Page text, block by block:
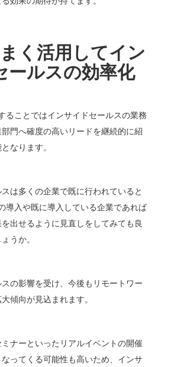
く活用してイン
ールスの効率化
ることではインサイドセールスの業務
門へ確度の高いリードを継続的に紹
なります。
は多くの企業で既に行われていると
導入や既に導入している企業であれば
出せるように見直しをしてみても良
うか。
の影響を受け、今後もリモートワー
傾向が見込まれます。
ナーといったリアルイベントの開催
ってくる可能性も高いため、インサ